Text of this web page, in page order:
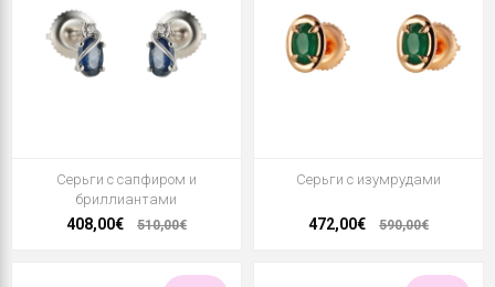
Серьги с сапфиром и
бриллиантами
408,00€ 510,00€
Серьги с изумрудами
472,00€ 590,00€